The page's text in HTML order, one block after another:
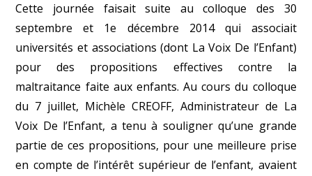
Cette journée faisait suite au colloque des 30
septembre et 1e décembre 2014 qui associait
universités et associations (dont La Voix De l’Enfant)
pour des propositions effectives contre la
maltraitance faite aux enfants. Au cours du colloque
du 7 juillet, Michèle CREOFF, Administrateur de La
Voix De l’Enfant, a tenu à souligner qu’une grande
partie de ces propositions, pour une meilleure prise
en compte de l’intérêt supérieur de l’enfant, avaient